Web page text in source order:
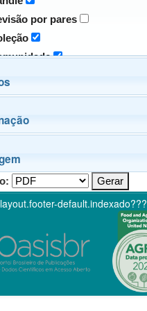
por pares
default.indexado???